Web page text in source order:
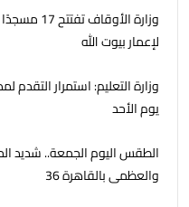
وزارة
لإعمار بيوت الله
وزارة التعليم: استمرار التقدم
يوم الأحد
الطقس اليوم الجمعة.. شديد
والعظمى بالقاهرة 36